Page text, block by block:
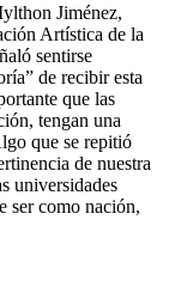
Jiménez,
Artística de la
sentirse
de recibir esta
que las
tengan una
que se repitió
de nuestra
universidades
ser como nación,